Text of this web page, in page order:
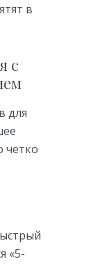
в
с
для
четко
«5-